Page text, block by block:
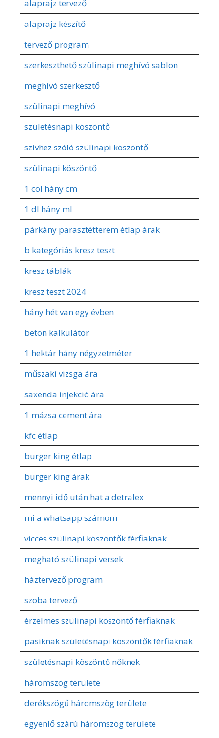
alaprajz tervező
alaprajz készítő
tervező program
szerkeszthető szülinapi meghívó sablon
meghívó szerkesztő
szülinapi meghívó
születésnapi köszöntő
szívhez szóló szülinapi köszöntő
szülinapi köszöntő
1 col hány cm
1 dl hány ml
párkány parasztétterem étlap árak
b kategóriás kresz teszt
kresz táblák
kresz teszt 2024
hány hét van egy évben
beton kalkulátor
1 hektár hány négyzetméter
műszaki vizsga ára
saxenda injekció ára
1 mázsa cement ára
kfc étlap
burger king étlap
burger king árak
mennyi idő után hat a detralex
mi a whatsapp számom
vicces szülinapi köszöntők férfiaknak
megható szülinapi versek
háztervező program
szoba tervező
érzelmes szülinapi köszöntő férfiaknak
pasiknak születésnapi köszöntők férfiaknak
születésnapi köszöntő nőknek
háromszög területe
derékszögű háromszög területe
egyenlő szárú háromszög területe